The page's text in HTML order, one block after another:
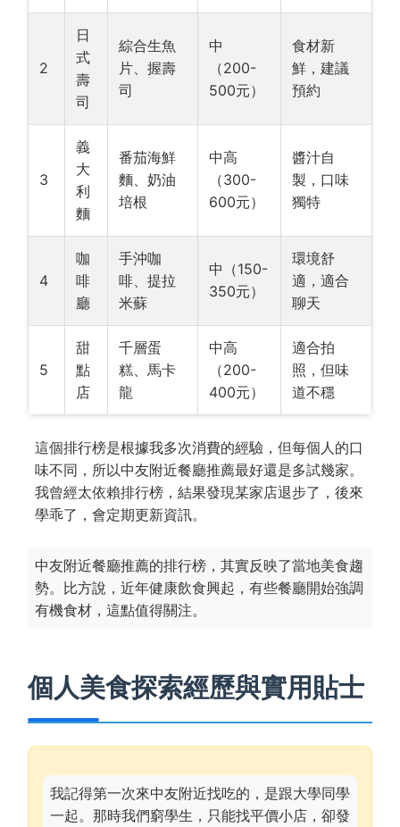
2
日
式
壽
司
綜合生魚
片、握壽
司
中
（200-
500元）
食材新
鮮，建議
預約
3
義
大
利
麵
番茄海鮮
麵、奶油
培根
中高
（300-
600元）
醬汁自
製，口味
獨特
4
咖
啡
廳
手沖咖
啡、提拉
米蘇
中（150-
350元）
環境舒
適，適合
聊天
5
甜
點
店
千層蛋
糕、馬卡
龍
中高
（200-
400元）
適合拍
照，但味
道不穩
這個排行榜是根據我多次消費的經驗，但每個人的口
味不同，所以中友附近餐廳推薦最好還是多試幾家。
我曾經太依賴排行榜，結果發現某家店退步了，後來
學乖了，會定期更新資訊。
中友附近餐廳推薦的排行榜，其實反映了當地美食趨
勢。比方說，近年健康飲食興起，有些餐廳開始強調
有機食材，這點值得關注。
個人美食探索經歷與實用貼士
我記得第一次來中友附近找吃的，是跟大學同學
一起。那時我們窮學生，只能找平價小店，卻發